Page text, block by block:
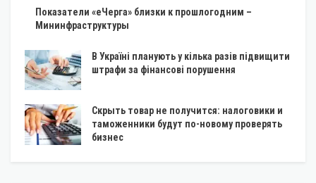
Показатели «еЧерга» близки к прошлогодним –
Мининфраструктуры
В Україні планують у кілька разів підвищити
штрафи за фінансові порушення
Скрыть товар не получится: налоговики и
таможенники будут по-новому проверять
бизнес